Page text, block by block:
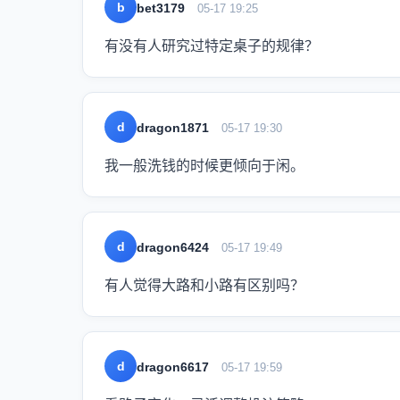
b bet3179 05-17 19:25
有没有人研究过特定桌子的规律？
d dragon1871 05-17 19:30
我一般洗钱的时候更倾向于闲。
d dragon6424 05-17 19:49
有人觉得大路和小路有区别吗？
d dragon6617 05-17 19:59